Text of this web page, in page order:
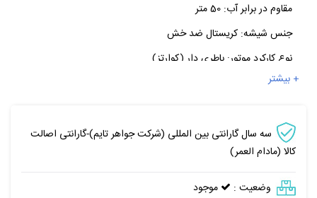
مقاوم در برابر آب: 50 متر
جنس شیشه: کریستال ضد خش
نوع کارکرد موتور: باطری دار (کوارتز)
+ بیشتر
سه سال گارانتی بین المللی (شرکت جواهر تایم)-گارانتی اصالت
کالا (مادام العمر)
وضعیت : موجود